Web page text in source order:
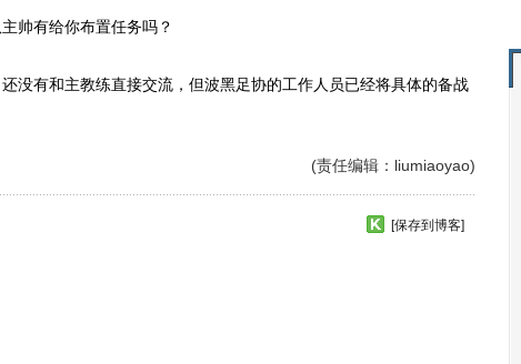
帅有给你布置任务吗？
有和主教练直接交流，但波黑足协的工作人员已经将具体的备战
(责任编辑：liumiaoyao)
[保存到博客]